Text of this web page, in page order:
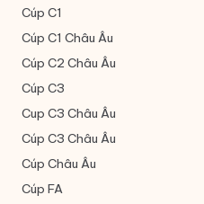
Cúp C1
Cúp C1 Châu Âu
Cúp C2 Châu Âu
Cúp C3
Cup C3 Châu Âu
Cúp C3 Châu Âu
Cúp Châu Âu
Cúp FA